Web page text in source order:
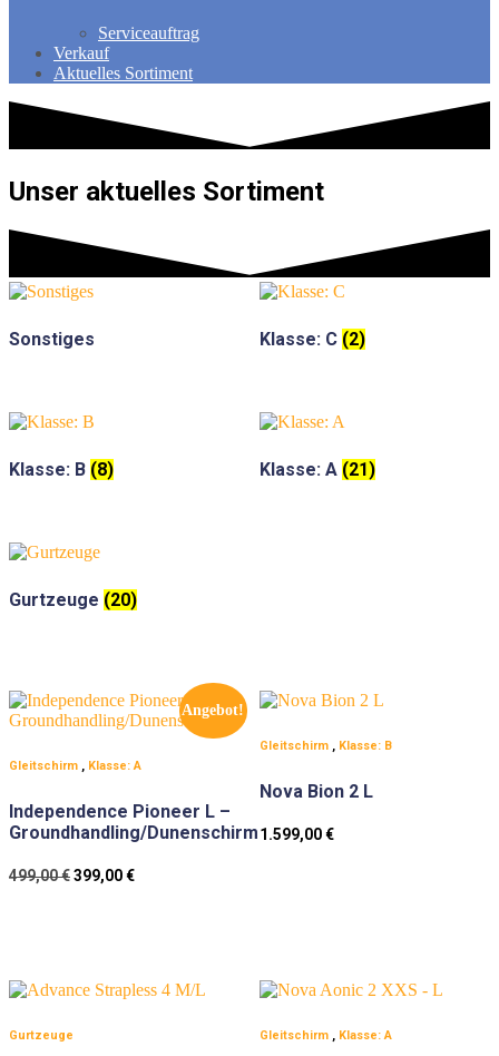
Serviceauftrag
Verkauf
Aktuelles Sortiment
Unser aktuelles Sortiment
Sonstiges Klasse: C (2)
Klasse: B (8) Klasse: A (21)
Gurtzeuge (20)
Angebot!
Gleitschirm , Klasse: A
Independence Pioneer L –
Groundhandling/Dunenschirm
499,00€Ursprünglicher
399,00€Aktueller
Gleitschirm, Klasse: B
Nova Bion 2 L
1.599,00€
Gurtzeuge Gleitschirm, Klasse: A